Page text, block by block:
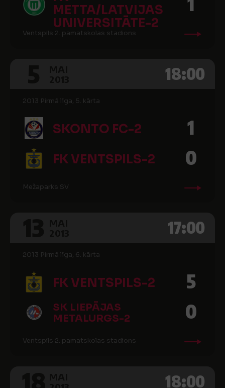
METTA/LATVIJAS
UNIVERSITĀTE-2
Ventspils 2. pamatskolas stadions
18:00
2013 Pirmā līga, 5. kārta
SKONTO FC-2 1
FK VENTSPILS-2 0
Mežaparks SV
17:00
2013 Pirmā līga, 6. kārta
FK VENTSPILS-2 5
SK LIEPĀJAS
METALURGS-2
0
Ventspils 2. pamatskolas stadions
18:00